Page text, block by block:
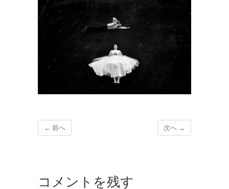
← 前へ 次へ →
コメントを残す